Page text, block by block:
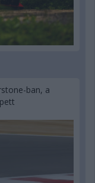
ban, a